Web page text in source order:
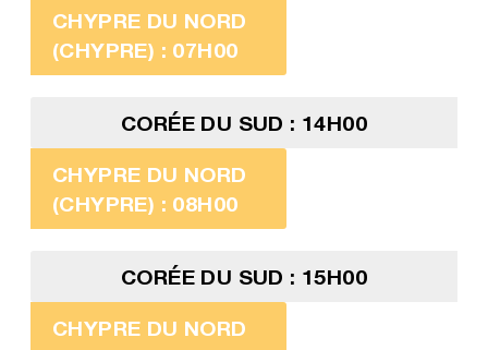
CHYPRE DU NORD
(CHYPRE) : 07H00
CORÉE DU SUD : 14H00
CHYPRE DU NORD
(CHYPRE) : 08H00
CORÉE DU SUD : 15H00
CHYPRE DU NORD